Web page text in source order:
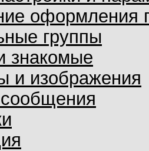
оформления
группы
знакомые
и изображения